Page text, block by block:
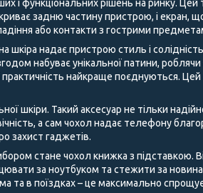
і функціональних рішень на ринку. Цей
задню частину пристрою, і екран,
або контакти з гострими
шкіра надає пристрою стиль і
набуває унікальної патини,
найкраще поєднуються. Цей
шкіри. Такий аксесуар не тільки
а сам чохол надає телефону
захист гаджетів.
стане чохол книжка з підставкою.
за ноутбуком та стежити за
та в поїздках – це максимально